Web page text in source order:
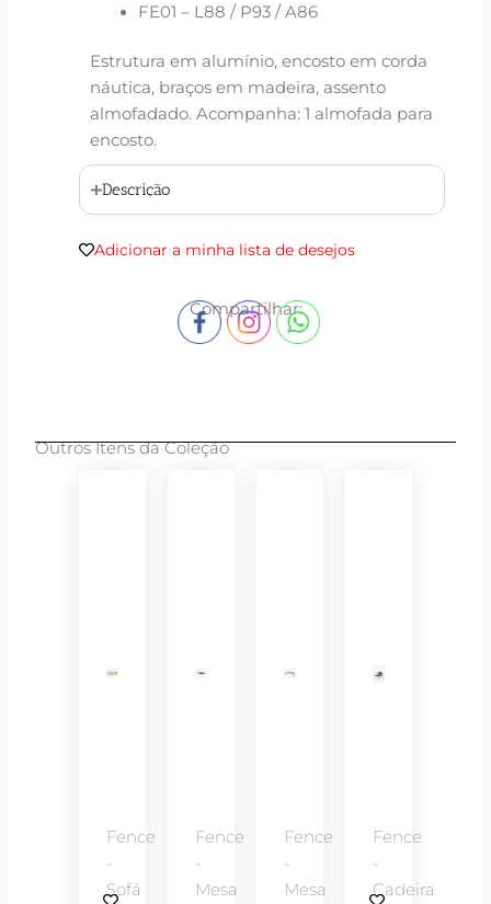
FE01 – L88 / P93 / A86
Estrutura em alumínio, encosto em corda
náutica, braços em madeira, assento
almofadado. Acompanha: 1 almofada para
encosto.
Descrição
Adicionar a minha lista de desejos
Compartilhar:
Outros Itens da Coleção
Fence
-
Sofá
Fence
-
Mesa
Fence
-
Mesa
Fence
-
Cadeira